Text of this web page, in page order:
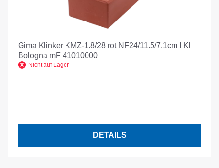
Gima Klinker KMZ-1.8/28 rot NF24/11.5/7.1cm I Kl
Bologna mF 41010000
Nicht auf Lager
DETAILS